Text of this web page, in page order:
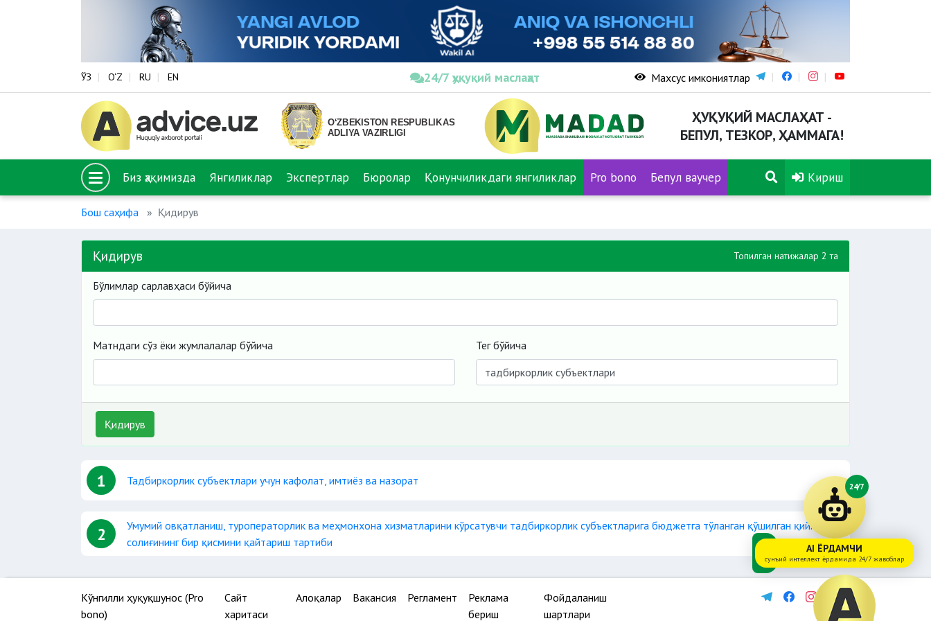
ЎЗ O‘Z RU EN 24/7 ҳуқуқий маслаҳат Махсус имкониятлар
ҲУҚУҚИЙ МАСЛАҲАТ -
БЕПУЛ, ТЕЗКОР, ҲАММАГА!
Биз ҳақимизда Янгиликлар Экспертлар Бюролар Қонунчиликдаги янгиликлар Pro bono Бепул ваучер Кириш
Бош саҳифа Қидирув
Қидирув Топилган натижалар 2 та
Бўлимлар сарлавҳаси бўйича
Матндаги сўз ёки жумлалалар бўйича Тег бўйича
Қидирув
1 Тадбиркорлик субъектлари учун кафолат, имтиёз ва назорат
2
Умумий овқатланиш, туроператорлик ва меҳмонхона хизматларини кўрсатувчи тадбиркорлик субъектларига бюджетга тўланган қўшилган қиймат
солиғининг бир қисмини қайтариш тартиби
Кўнгилли ҳуқуқшунос (Pro
bono)
Сайт
харитаси
Алоқалар Вакансия Регламент
Реклама
бериш
Фойдаланиш
шартлари
24/7
AI ЁРДАМЧИ
сунъий интеллект ёрдамида 24/7 жавоблар